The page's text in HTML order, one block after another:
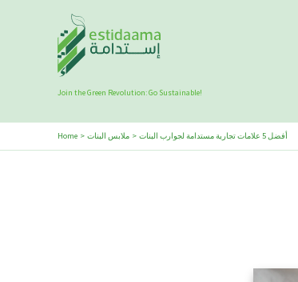
Join the Green Revolution: Go Sustainable!
Home ملابس البنات أفضل 5 علامات تجارية مستدامة لجوارب البنات